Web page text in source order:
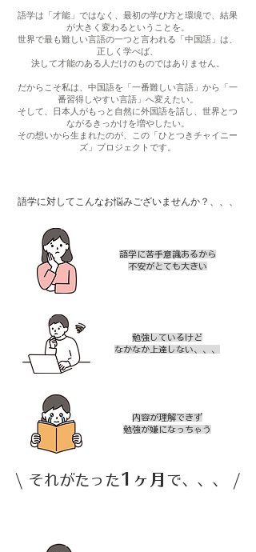
語学は「才能」ではなく、最初の学び方と環境で、結果
が大きく変わるということを。
世界で最も難しい言語の一つと言われる「中国語」は、
正しく学べば、
決して才能のある人だけのものではありません。
だからこそ私は、中国語を「一番難しい言語」から「一
番習得しやすい言語」へ変えたい。
そして、日本人がもっと自然に外国語を話し、世界とつ
ながるきっかけを増やしたい。
その想いから生まれたのが、この「ひとつきチャイニー
ズ」プロジェクトです。
語学に対してこんなお悩みございませんか？、、、
語学に苦手意識あるから
​不安がとても大きい
勉強しているけど
​なかなか上達しない、、、
内容が理解できず
​勉強が嫌になっちゃう
​\ それがたった 1ヶ月 で、、、 /